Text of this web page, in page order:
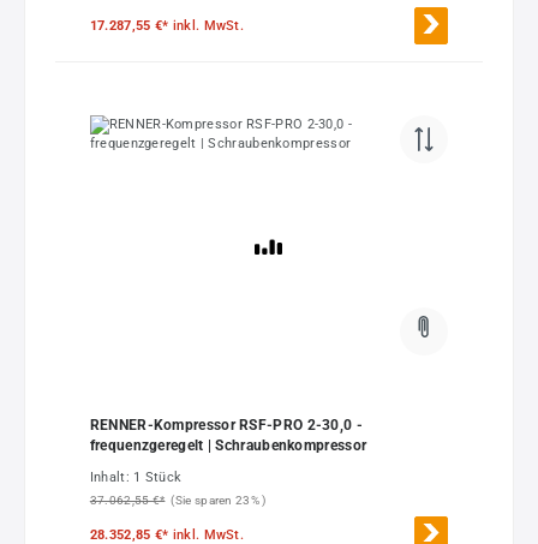
17.287,55 €* inkl. MwSt.
RENNER-Kompressor RSF-PRO 2-30,0 -
frequenzgeregelt | Schraubenkompressor
Inhalt: 1 Stück
37.062,55 €* (Sie sparen 23% )
28.352,85 €* inkl. MwSt.